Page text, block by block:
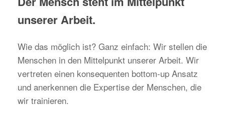
unserer Arbeit.
Wie das möglich ist? Ganz einfach: Wir stellen die
Menschen in den Mittelpunkt unserer Arbeit. Wir
vertreten einen konsequenten bottom-up Ansatz
und anerkennen die Expertise der Menschen, die
wir trainieren.